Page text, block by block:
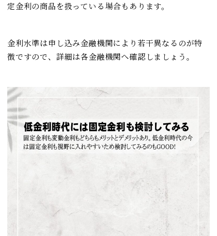
定金利の商品を扱っている場合もあります。
金利水準は申し込み金融機関により若干異なるのが特
徴ですので、詳細は各金融機関へ確認しましょう。